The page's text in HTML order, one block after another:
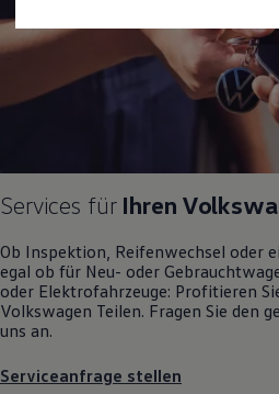
#wedriveproud
Besitzer und Service
myVolkswagen
Software Updates
Service und Ersatzteile
Inspektion und HU/
Reparaturen und
Motorenöl und
Räder und Reifen
Pannen- und
Volkswagen Teile
Zubehör
Modellspezifisches
Schutz und Pflege
Individualisieren
Services für Ihren
Ob Inspektion, Reifenwechsel oder
egal ob für Neu- oder
oder Elektrofahrzeuge: Profitieren
Volkswagen Teilen. Fragen Sie den
uns an.
Serviceanfrage stellen